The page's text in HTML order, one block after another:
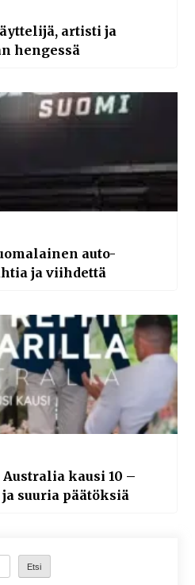
artisti ja
hengessä
auto-
ja viihdettä
kausi 10 –
suuria päätöksiä
Etsi